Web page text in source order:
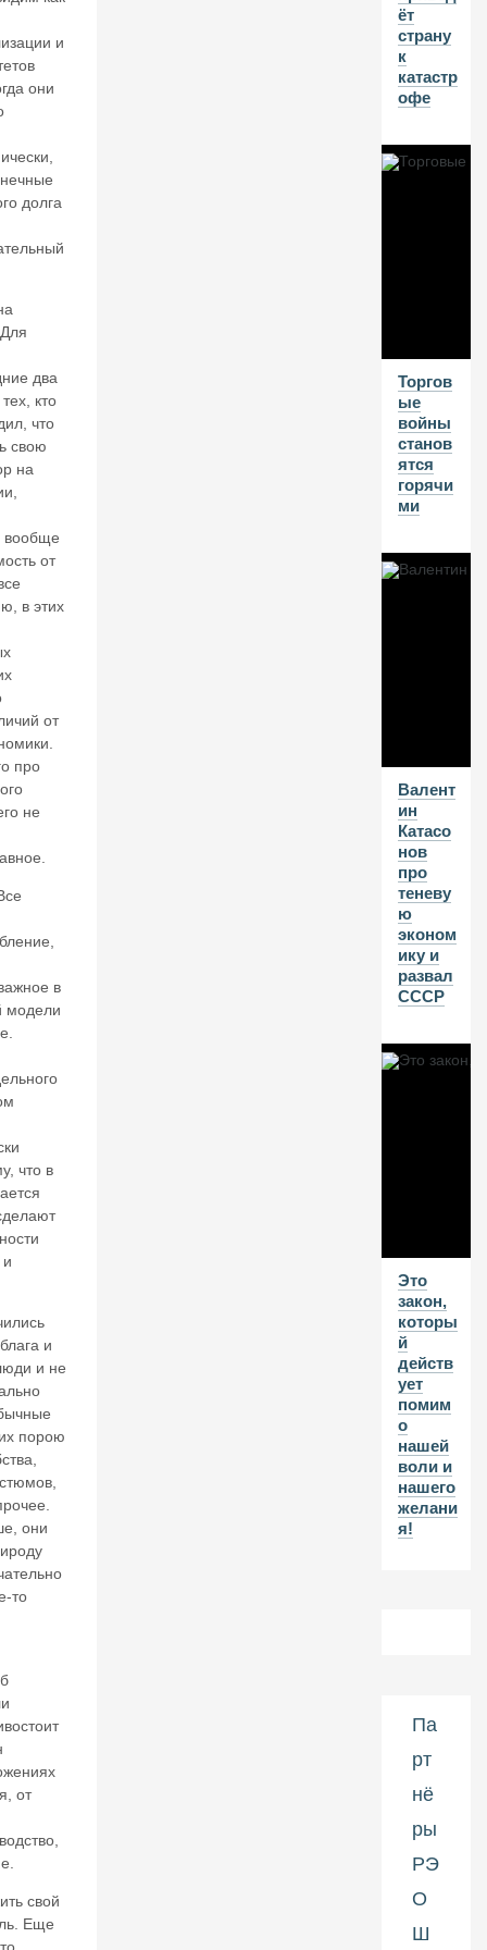
П
р
о
ае
м
о
н
п
ит
а
л,
н
р
гр
оз
н
л
н
07
В
Г
26
е
нт
и
н
с
о
н
о
11
2-
л
ет
и
ю
н
р
о
й
и
в
о
и
они
долга
два
кто
что
свою
на
вообще
от
в этих
от
про
не
в
модели
что в
и
и
и не
порою
они
то
от
свой
Еще
ёт
страну
к
катастр
офе
Торгов
ые
войны
станов
ятся
горячи
ми
Валент
ин
Катасо
нов
про
теневу
ю
эконом
ику и
развал
СССР
Это
закон,
которы
й
действ
ует
помим
о
нашей
воли и
нашего
желани
я!
Па
рт
нё
ры
РЭ
О
Ш